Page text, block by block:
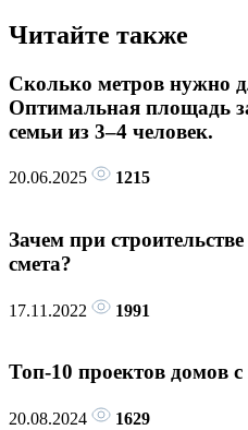
Читайте также
Сколько метров нужно
Оптимальная площадь
семьи из 3–4 человек.
20.06.2025 1215
Зачем при
смета?
17.11.2022 1991
Топ-10 проектов домов
20.08.2024 1629